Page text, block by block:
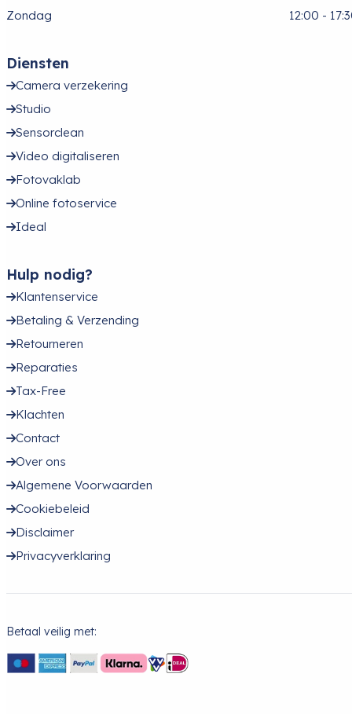
Zondag 12:00 -
Diensten
Camera verzekering
Studio
Sensorclean
Video digitaliseren
Fotovaklab
Online fotoservice
Ideal
Hulp nodig?
Klantenservice
Betaling & Verzending
Retourneren
Reparaties
Tax-Free
Klachten
Contact
Over ons
Algemene Voorwaarden
Cookiebeleid
Disclaimer
Privacyverklaring
Betaal veilig met: